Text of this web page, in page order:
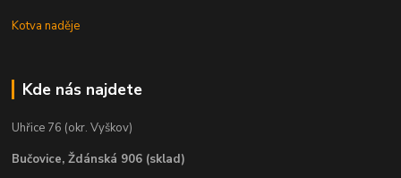
Kotva naděje
Kde nás najdete
Uhřice 76 (okr. Vyškov)
Bučovice, Ždánská 906 (sklad)